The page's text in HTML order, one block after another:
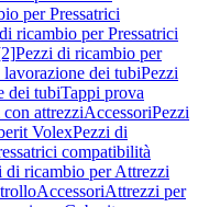
per Pressatrici
ricambio per Pressatrici
Pezzi di ricambio per
dei tubiPezzi
dei tubiTappi prova
con attrezziAccessoriPezzi
VolexPezzi di
compatibilità
di ricambio per Attrezzi
AccessoriAttrezzi per